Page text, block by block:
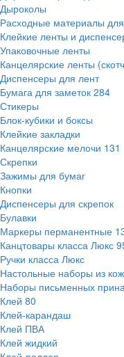
Дыроколы
Расходные материалы
Клейкие ленты и
Упаковочные ленты
Канцелярские ленты
Диспенсеры для лент
Бумага для заметок 284
Стикеры
Блок-кубики и боксы
Клейкие закладки
Канцелярские мелочи 131
Скрепки
Зажимы для бумаг
Кнопки
Диспенсеры для скрепок
Булавки
Маркеры перманентные
Канцтовары класса Люкс
Ручки класса Люкс
Настольные наборы из
Наборы письменных
Клей 80
Клей-карандаш
Клей ПВА
Клей жидкий